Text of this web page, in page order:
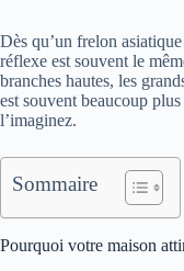
Dès qu’un frelon
réflexe est souvent le
branches hautes, les
est souvent beaucoup
l’imaginez.
Sommaire
Pourquoi votre maison